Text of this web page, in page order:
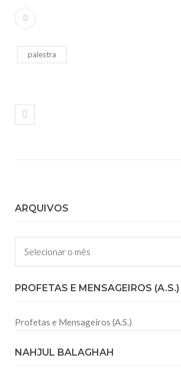
palestra
ARQUIVOS
Arquivos
PROFETAS E MENSAGEIROS (A.S.)
Profetas e Mensageiros (A.S.)
NAHJUL BALAGHAH